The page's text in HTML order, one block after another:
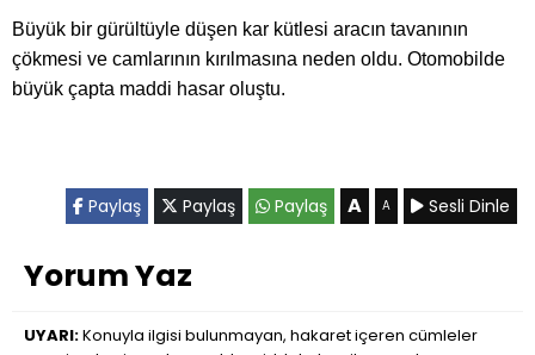
Büyük bir gürültüyle düşen kar kütlesi aracın tavanının
çökmesi ve camlarının kırılmasına neden oldu. Otomobilde
büyük çapta maddi hasar oluştu.
Paylaş Paylaş Paylaş A A Sesli Dinle
Yorum Yaz
UYARI:Konuyla ilgisi bulunmayan, hakaret içeren cümleler